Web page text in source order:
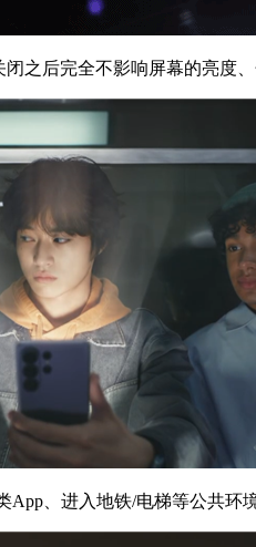
后完全不影响屏幕的亮度
、进入地铁/电梯等公共环